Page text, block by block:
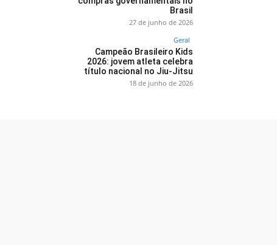
Brasil
27 de junho de 2026
Geral
Campeão Brasileiro Kids
2026: jovem atleta celebra
título nacional no Jiu-Jitsu
18 de junho de 2026